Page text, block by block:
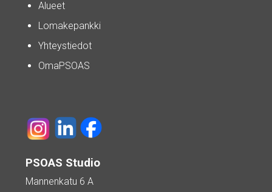
Alueet
Lomakepankki
Yhteystiedot
OmaPSOAS
PSOAS Studio
Mannenkatu 6 A